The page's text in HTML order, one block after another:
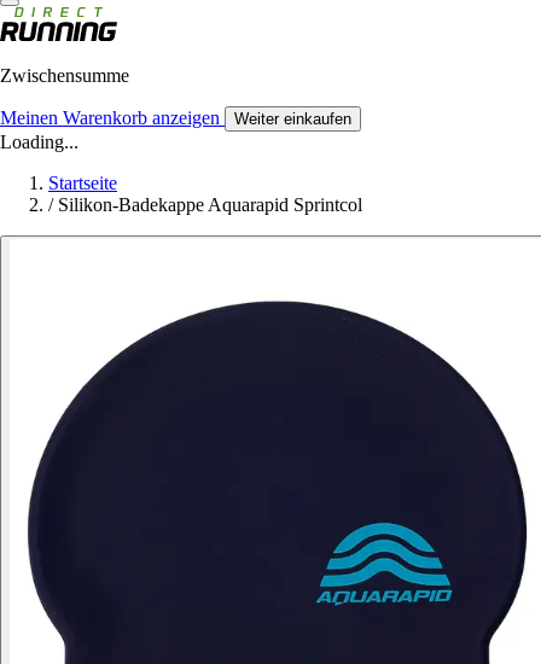
Zwischensumme
Meinen Warenkorb anzeigen Weiter einkaufen
Loading...
Startseite
/ Silikon-Badekappe Aquarapid Sprintcol